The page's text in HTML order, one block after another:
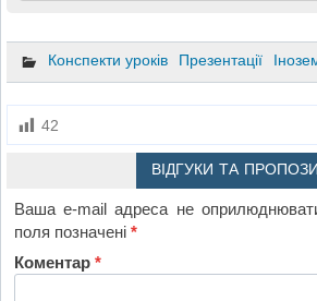
Конспекти уроків Презентації Іноземна
42
ВІДГУКИ ТА
Ваша e-mail адреса не
поля позначені*
Коментар*